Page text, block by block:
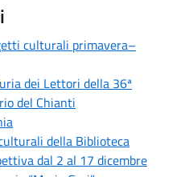
culturali primavera–
dei Lettori della 36ª
del Chianti
della Biblioteca
dal 2 al 17 dicembre